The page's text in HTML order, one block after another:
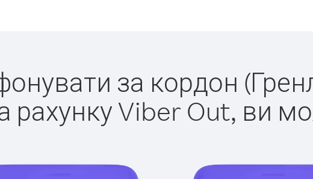
за кордон
рахунку Viber Out, ви